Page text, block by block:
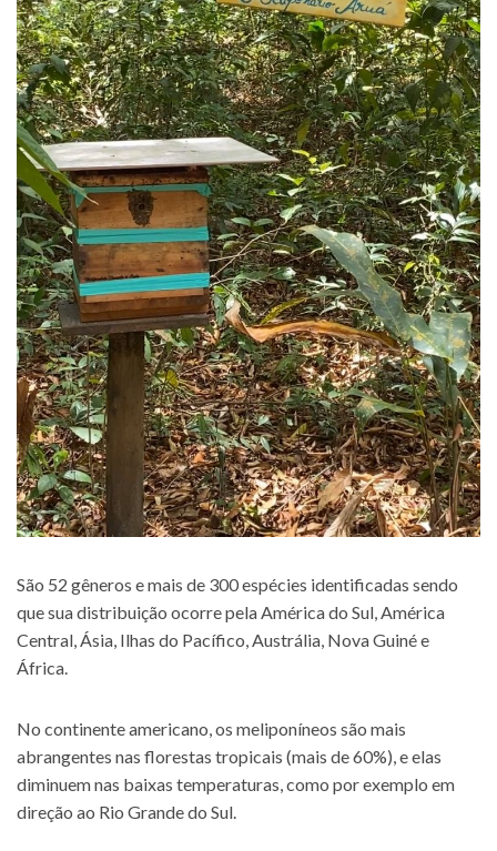
São 52 gêneros e mais de 300 espécies identificadas sendo
que sua distribuição ocorre pela América do Sul, América
Central, Ásia, Ilhas do Pacífico, Austrália, Nova Guiné e
África.
No continente americano, os meliponíneos são mais
abrangentes nas florestas tropicais (mais de 60%), e elas
diminuem nas baixas temperaturas, como por exemplo em
direção ao Rio Grande do Sul.